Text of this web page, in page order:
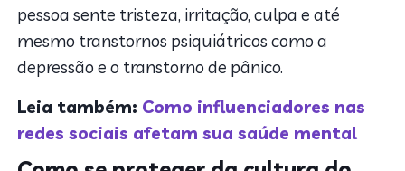
pessoa sente tristeza, irritação, culpa e até
mesmo transtornos psiquiátricos como a
depressão e o transtorno de pânico.
Leia também: Como influenciadores nas
redes sociais afetam sua saúde mental